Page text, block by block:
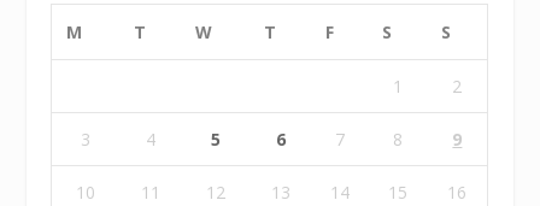
M T W T F S S
1 2
3 4 5 6 7 8 9
10 11 12 13 14 15 16